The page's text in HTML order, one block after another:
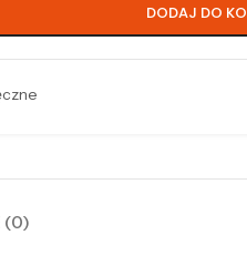
DODAJ DO
(0)